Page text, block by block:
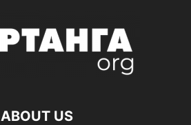
ABOUT US